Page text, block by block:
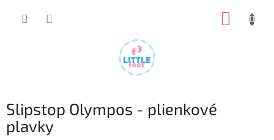
Slipstop Olympos - plienkové
plavky